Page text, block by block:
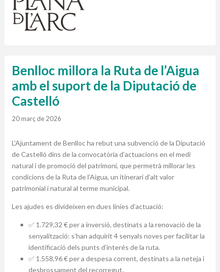
Benlloc millora la Ruta de l’Aigua
amb el suport de la Diputació de
Castelló
20 març de 2026
L’Ajuntament de Benlloc ha rebut una subvenció de la Diputació
de Castelló dins de la convocatòria d’actuacions en el medi
natural i de promoció del patrimoni, que permetrà millorar les
condicions de la Ruta de l’Aigua, un itinerari d’alt valor
patrimonial i natural al terme municipal.
Les ajudes es divideixen en dues línies d’actuació:
✅ 1.729,32 € per a inversió, destinats a la renovació de la
senyalització: s’han adquirit 4 senyals noves per facilitar la
identificació dels punts d’interés de la ruta.
✅ 1.558,96 € per a despesa corrent, destinats a la neteja i
desbrossament del recorregut.